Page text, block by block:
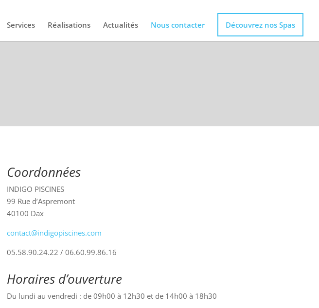
Services Réalisations Actualités Nous contacter Découvrez nos Spas
Coordonnées
INDIGO PISCINES
99 Rue d’Aspremont
40100 Dax
contact@indigopiscines.com
05.58.90.24.22 / 06.60.99.86.16
Horaires d’ouverture
Du lundi au vendredi : de 09h00 à 12h30 et de 14h00 à 18h30